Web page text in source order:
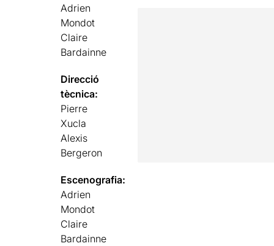
Adrien
Mondot
Claire
Bardainne
Direcció
tècnica:
Pierre
Xucla
Alexis
Bergeron
Escenografia:
Adrien
Mondot
Claire
Bardainne